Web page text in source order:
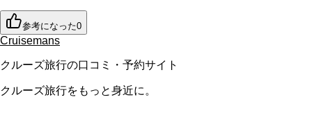
参考になった0
Cruisemans
クルーズ旅行の口コミ・予約サイト
クルーズ旅行をもっと身近に。